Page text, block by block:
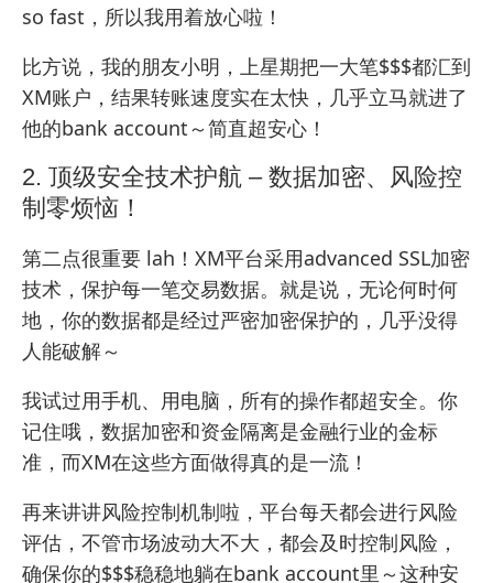
so fast，所以我用着放心啦！
比方说，我的朋友小明，上星期把一大笔$$$都汇到
XM账户，结果转账速度实在太快，几乎立马就进了
他的bank account～简直超安心！
2. 顶级安全技术护航 – 数据加密、风险控
制零烦恼！
第二点很重要 lah！XM平台采用advanced SSL加密
技术，保护每一笔交易数据。就是说，无论何时何
地，你的数据都是经过严密加密保护的，几乎没得
人能破解～
我试过用手机、用电脑，所有的操作都超安全。你
记住哦，数据加密和资金隔离是金融行业的金标
准，而XM在这些方面做得真的是一流！
再来讲讲风险控制机制啦，平台每天都会进行风险
评估，不管市场波动大不大，都会及时控制风险，
确保你的$$$稳稳地躺在bank account里～这种安